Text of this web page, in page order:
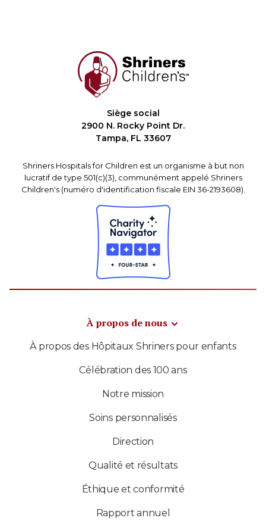
Siège social
2900 N. Rocky Point Dr.
Tampa, FL 33607
Shriners Hospitals for Children est un organisme à but non
lucratif de type 501(c)(3), communément appelé Shriners
Children's (numéro d'identification fiscale EIN 36-2193608).
À propos de nous
À propos des Hôpitaux Shriners pour enfants
Célébration des 100 ans
Notre mission
Soins personnalisés
Direction
Qualité et résultats
Éthique et conformité
Rapport annuel